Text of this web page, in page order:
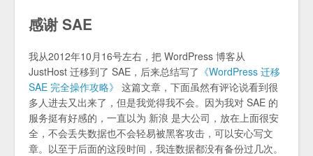
感谢 SAE
我从2012年10月16号左右，把 WordPress 博客从
JustHost 迁移到了 SAE，后来总结写了 《WordPress 迁移
SAE 完全操作攻略》 这篇文章，下面虽然有评论说看到很
多人进去又出来了，但是我觉得我不会。因为我对 SAE 的
服务挺有好感的，一直以为 新浪 是大公司，放在上面很安
全，不会丢失数据也不会轻易被黑客攻击，可以安心写文
章。以至于后面的这段时间，我连数据都没有备份过几次。